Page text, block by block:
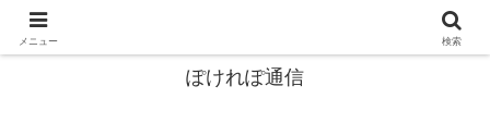
ぽけれぽ通信
メニュー 検索